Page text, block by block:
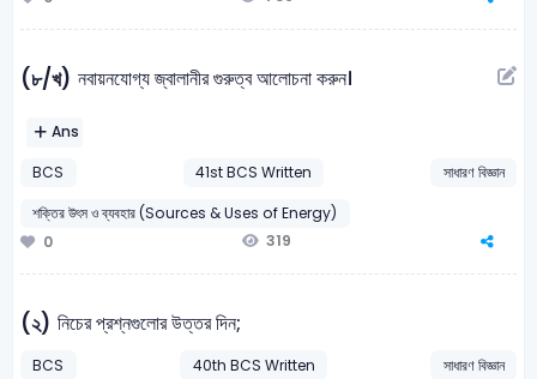
(৮/খ) নবায়নযোগ্য জ্বালানীর গুরুত্ব আলোচনা করুন।
Ans
BCS
41st BCS Written
সাধারণ বিজ্ঞান
শক্তির উৎস ও ব্যবহার (Sources & Uses of Energy)
0
319
(২) নিচের প্রশ্নগুলোর উত্তর দিন;
BCS 40th BCS Written সাধারণ বিজ্ঞান